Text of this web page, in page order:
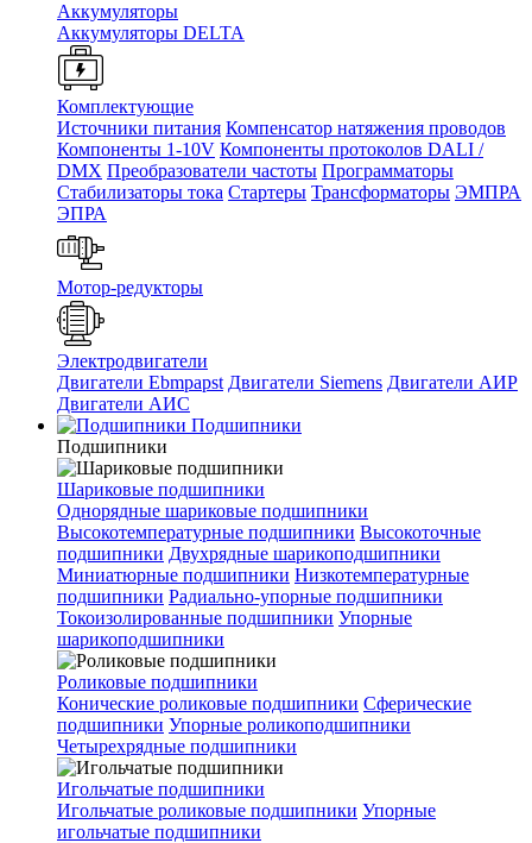
Аккумуляторы
Аккумуляторы DELTA
Комплектующие
Источники питания Компенсатор натяжения проводов
Компоненты 1-10V Компоненты протоколов DALI /
DMX Преобразователи частоты Программаторы
Стабилизаторы тока Стартеры Трансформаторы ЭМПРА
ЭПРА
Мотор-редукторы
Электродвигатели
Двигатели Ebmpapst Двигатели Siemens Двигатели АИР
Двигатели АИС
Подшипники
Подшипники
Шариковые подшипники
Однорядные шариковые подшипники
Высокотемпературные подшипники Высокоточные
подшипники Двухрядные шарикоподшипники
Миниатюрные подшипники Низкотемпературные
подшипники Радиально-упорные подшипники
Токоизолированные подшипники Упорные
шарикоподшипники
Роликовые подшипники
Конические роликовые подшипники Сферические
подшипники Упорные роликоподшипники
Четырехрядные подшипники
Игольчатые подшипники
Игольчатые роликовые подшипники Упорные
игольчатые подшипники